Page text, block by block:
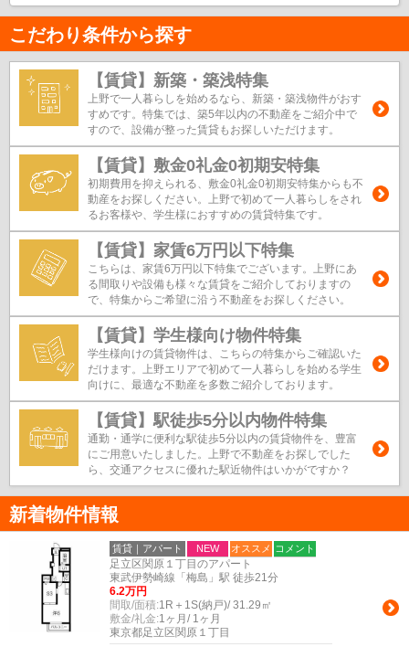
こだわり条件から探す
【賃貸】新築・築浅特集
上野で一人暮らしを始めるなら、新築・築浅物件がおす
すめです。特集では、築5年以内の不動産をご紹介中で
すので、設備が整った賃貸もお探しいただけます。
【賃貸】敷金0礼金0初期安特集
初期費用を抑えられる、敷金0礼金0初期安特集からも不
動産をお探しください。上野で初めて一人暮らしをされ
るお客様や、学生様におすすめの賃貸特集です。
【賃貸】家賃6万円以下特集
こちらは、家賃6万円以下特集でございます。上野にあ
る間取りや設備も様々な賃貸をご紹介しておりますの
で、特集からご希望に沿う不動産をお探しください。
【賃貸】学生様向け物件特集
学生様向けの賃貸物件は、こちらの特集からご確認いた
だけます。上野エリアで初めて一人暮らしを始める学生
向けに、最適な不動産を多数ご紹介しております。
【賃貸】駅徒歩5分以内物件特集
通勤・通学に便利な駅徒歩5分以内の賃貸物件を、豊富
にご用意いたしました。上野で不動産をお探しでした
ら、交通アクセスに優れた駅近物件はいかがですか？
新着物件情報
賃貸｜アパート NEW オススメ コメント
足立区関原１丁目のアパート
東武伊勢崎線「梅島」駅 徒歩21分
6.2万円
間取/面積:1R＋1S(納戸)/ 31.29㎡
敷金/礼金:1ヶ月/ 1ヶ月
東京都足立区関原１丁目